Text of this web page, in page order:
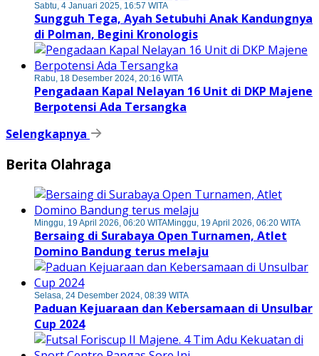
Sabtu, 4 Januari 2025, 16:57 WITA
Sungguh Tega, Ayah Setubuhi Anak Kandungnya
di Polman, Begini Kronologis
Rabu, 18 Desember 2024, 20:16 WITA
Pengadaan Kapal Nelayan 16 Unit di DKP Majene
Berpotensi Ada Tersangka
Selengkapnya
Berita Olahraga
Minggu, 19 April 2026, 06:20 WITAMinggu, 19 April 2026, 06:20 WITA
Bersaing di Surabaya Open Turnamen, Atlet
Domino Bandung terus melaju
Selasa, 24 Desember 2024, 08:39 WITA
Paduan Kejuaraan dan Kebersamaan di Unsulbar
Cup 2024